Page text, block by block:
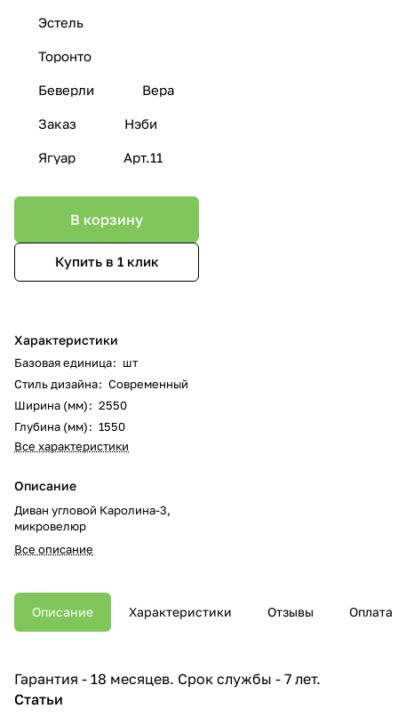
Эстель
Торонто
Беверли Вера
Заказ Нэби
Ягуар Арт.11
В корзину
Купить в 1 клик
Характеристики
Базовая единица: шт
Стиль дизайна: Современный
Ширина (мм): 2550
Глубина (мм): 1550
Все характеристики
Описание
Диван угловой Каролина-3,
микровелюр
Все описание
Описание Характеристики Отзывы Оплата
Гарантия - 18 месяцев. Срок службы - 7 лет.
Статьи